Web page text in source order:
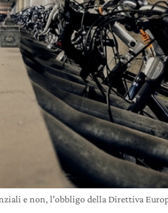
e non, l'obbligo della Direttiva